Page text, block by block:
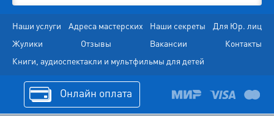
Наши услуги Адреса мастерских Наши секреты
Для Юр. лиц
Жулики
Отзывы Вакансии
Контакты
Книги, аудиоспектакли и мультфильмы для детей
Онлайн оплата